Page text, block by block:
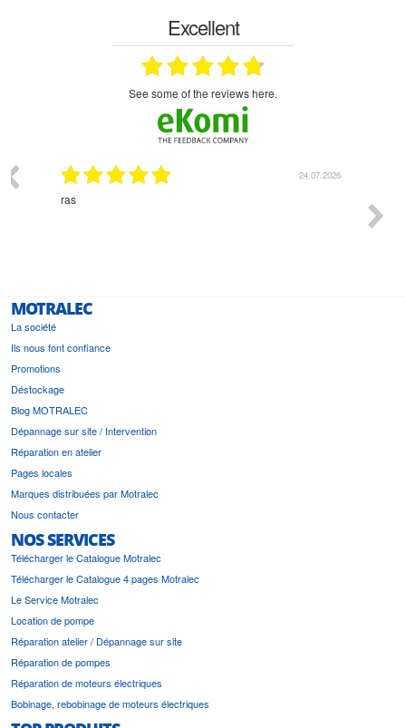
Excellent
see some of the reviews here.
24.07.2026
ras
MOTRALEC
La société
Ils nous font confiance
Promotions
Déstockage
Blog MOTRALEC
Dépannage sur site / Intervention
Réparation en atelier
Pages locales
Marques distribuées par Motralec
Nous contacter
NOS SERVICES
Télécharger le Catalogue Motralec
Télécharger le Catalogue 4 pages Motralec
Le Service Motralec
Location de pompe
Réparation atelier / Dépannage sur site
Réparation de pompes
Réparation de moteurs électriques
Bobinage, rebobinage de moteurs électriques